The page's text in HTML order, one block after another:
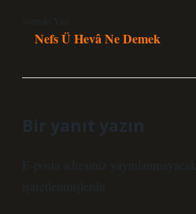
Sonraki Yazı
Nefs Ü Hevâ Ne Demek
Bir yanıt yazın
E-posta adresiniz yayınlanmayacak.
işaretlenmişlerdir